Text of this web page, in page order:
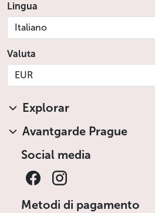
Lingua
Italiano
Valuta
EUR
Explorar
Avantgarde Prague
Social media
Metodi di pagamento